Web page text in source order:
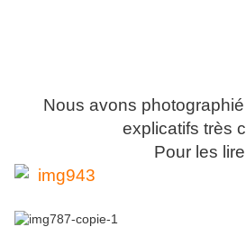
Nous avons
explicatifs très
Pour les